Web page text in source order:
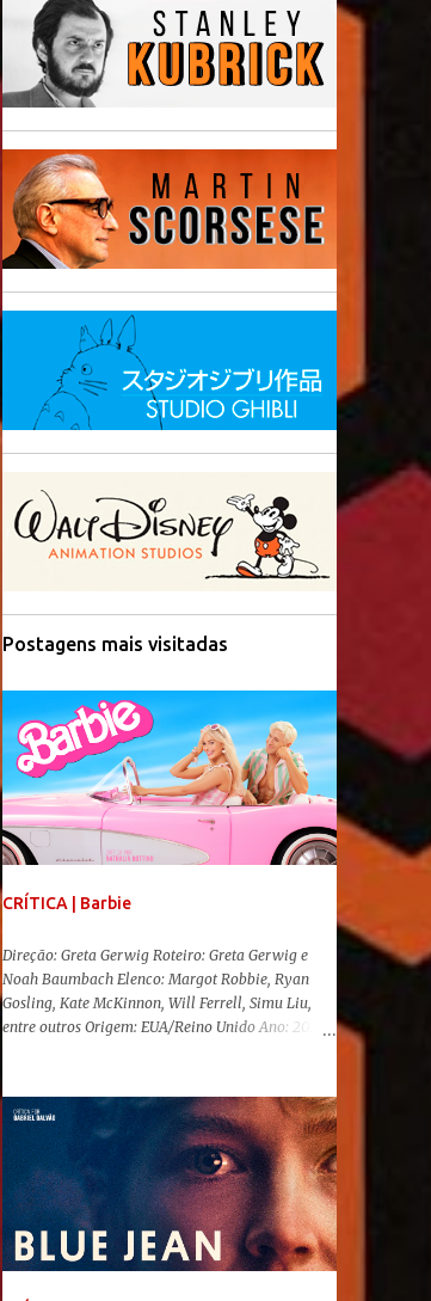
Postagens mais visitadas
CRÍTICA | Barbie
Direção: Greta Gerwig Roteiro: Greta Gerwig e
Noah Baumbach Elenco: Margot Robbie, Ryan
Gosling, Kate McKinnon, Will Ferrell, Simu Liu,
entre outros Origem: EUA/Reino Unido Ano: 2023
Barbie , o aguardado live-action da boneca mais
famosa do mundo, enfim, chegou aos cinemas. Em
meio a toda divulgação e o hype em torno de seu
lançamento, posso afirmar que o longa, dirigido
por Greta Gerwig ( Adoráveis Mulheres ) prometeu
tudo e entregou mais ainda, se provando o filme
do ano até aqui. Repleto de criatividade, humor e
sem medo de não se levar a sério, a produção